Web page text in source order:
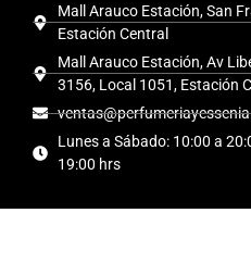
Mall Arauco Estación, San
Estación Central
Mall Arauco Estación, Av
3156, Local 1051, Estación
Lunes a Sábado: 10:00 a
19:00 hrs